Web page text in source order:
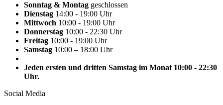
Sonntag & Montag geschlossen
Dienstag 14:00 - 19:00 Uhr
Mittwoch 10:00 - 19:00 Uhr
Donnerstag 10:00 - 22:30 Uhr
Freitag 10:00 - 19:00 Uhr
Samstag 10:00 – 18:00 Uhr
Jeden ersten und dritten Samstag im Monat 10:00 - 22:30
Uhr.
Social Media